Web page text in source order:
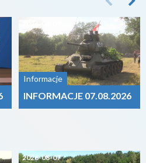
Informacje
INFORMACJE 07.08.2026
2026-08-07